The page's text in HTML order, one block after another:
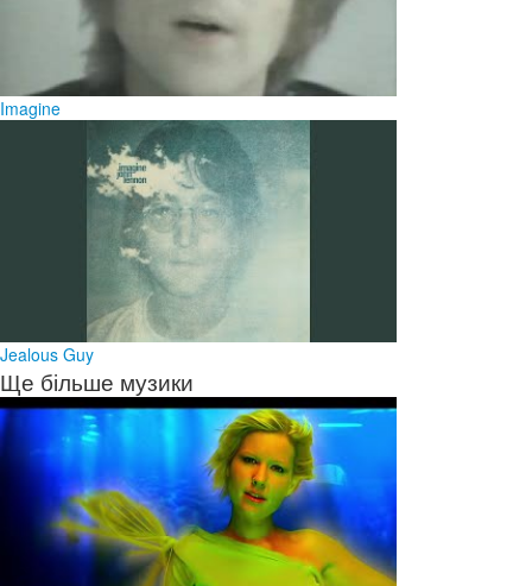
Imagine
Jealous Guy
Ще більше музики